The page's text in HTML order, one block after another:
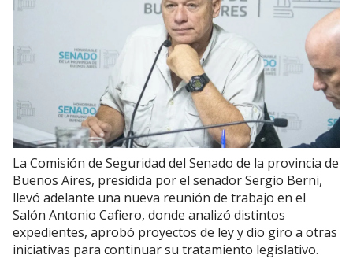
La Comisión de Seguridad del Senado de la provincia de
Buenos Aires, presidida por el senador Sergio Berni,
llevó adelante una nueva reunión de trabajo en el
Salón Antonio Cafiero, donde analizó distintos
expedientes, aprobó proyectos de ley y dio giro a otras
iniciativas para continuar su tratamiento legislativo.